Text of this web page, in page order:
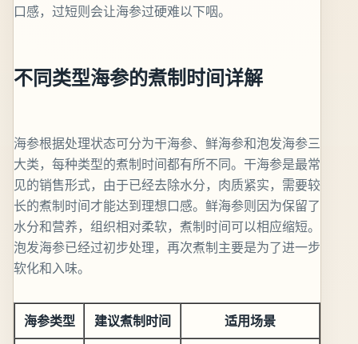
口感，过短则会让海参过硬难以下咽。
不同类型海参的煮制时间详解
海参根据处理状态可分为干海参、鲜海参和泡发海参三
大类，每种类型的煮制时间都有所不同。干海参是最常
见的销售形式，由于已经去除水分，肉质紧实，需要较
长的煮制时间才能达到理想口感。鲜海参则因为保留了
水分和营养，组织相对柔软，煮制时间可以相应缩短。
泡发海参已经过初步处理，再次煮制主要是为了进一步
软化和入味。
海参类型 建议煮制时间
适用场景